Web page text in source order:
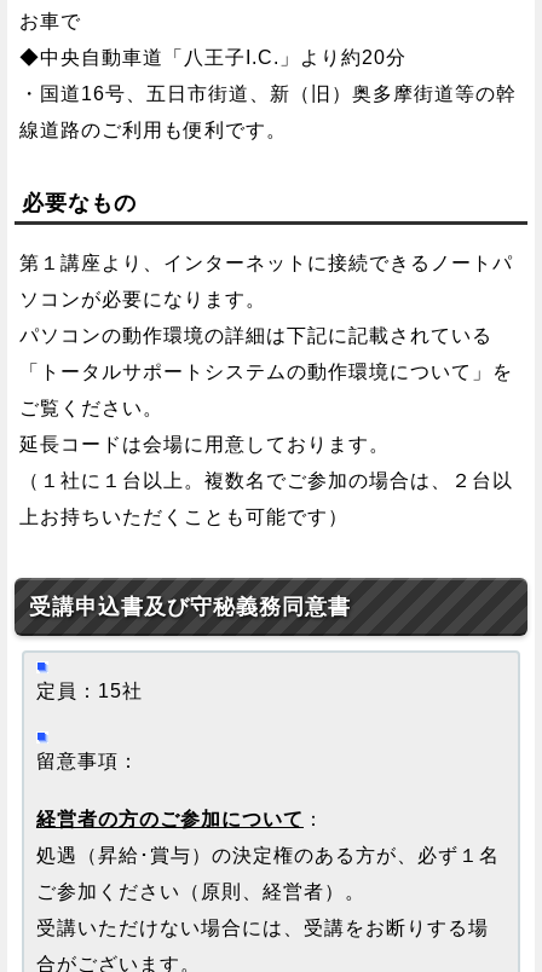
お車で
◆中央自動車道「八王子I.C.」より約20分
・国道16号、五日市街道、新（旧）奥多摩街道等の幹
線道路のご利用も便利です。
必要なもの
第１講座より、インターネットに接続できるノートパ
ソコンが必要になります。
パソコンの動作環境の詳細は下記に記載されている
「トータルサポートシステムの動作環境について」を
ご覧ください。
延長コードは会場に用意しております。
（１社に１台以上。複数名でご参加の場合は、２台以
上お持ちいただくことも可能です）
受講申込書及び守秘義務同意書
定員：15社
留意事項：
経営者の方のご参加について ：
処遇（昇給･賞与）の決定権のある方が、必ず１名
ご参加ください（原則、経営者）。
受講いただけない場合には、受講をお断りする場
合がございます。